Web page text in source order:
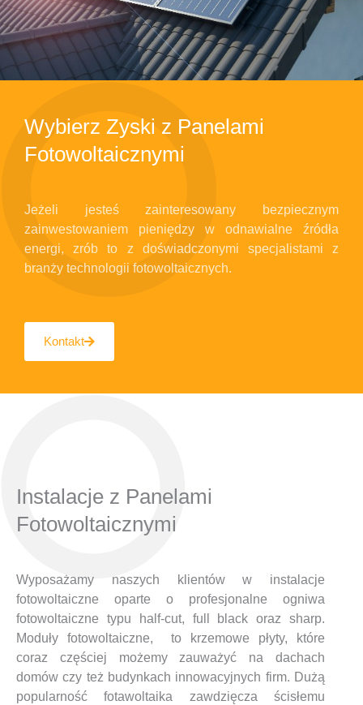
Wybierz Zyski z Panelami
Fotowoltaicznymi
Jeżeli jesteś zainteresowany bezpiecznym
zainwestowaniem pieniędzy w odnawialne źródła
energi, zrób to z doświadczonymi specjalistami z
branży technologii fotowoltaicznych.
Kontakt
Instalacje z Panelami
Fotowoltaicznymi
Wyposażamy naszych klientów w instalacje
fotowoltaiczne oparte o profesjonalne ogniwa
fotowoltaiczne typu half-cut, full black oraz sharp.
Moduły fotowoltaiczne, to krzemowe płyty, które
coraz częściej możemy zauważyć na dachach
domów czy też budynkach innowacyjnych firm. Dużą
popularność fotawoltaika zawdzięcza ścisłemu